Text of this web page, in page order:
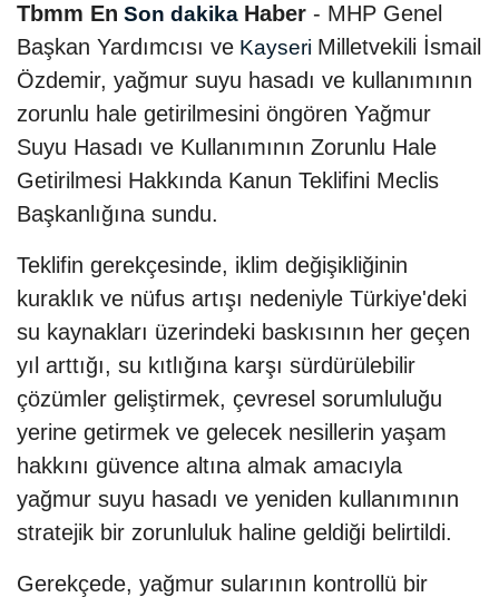
Tbmm En Son dakika Haber - MHP Genel
Başkan Yardımcısı ve Kayseri Milletvekili İsmail
Özdemir, yağmur suyu hasadı ve kullanımının
zorunlu hale getirilmesini öngören Yağmur
Suyu Hasadı ve Kullanımının Zorunlu Hale
Getirilmesi Hakkında Kanun Teklifini Meclis
Başkanlığına sundu.
Teklifin gerekçesinde, iklim değişikliğinin
kuraklık ve nüfus artışı nedeniyle Türkiye'deki
su kaynakları üzerindeki baskısının her geçen
yıl arttığı, su kıtlığına karşı sürdürülebilir
çözümler geliştirmek, çevresel sorumluluğu
yerine getirmek ve gelecek nesillerin yaşam
hakkını güvence altına almak amacıyla
yağmur suyu hasadı ve yeniden kullanımının
stratejik bir zorunluluk haline geldiği belirtildi.
Gerekçede, yağmur sularının kontrollü bir